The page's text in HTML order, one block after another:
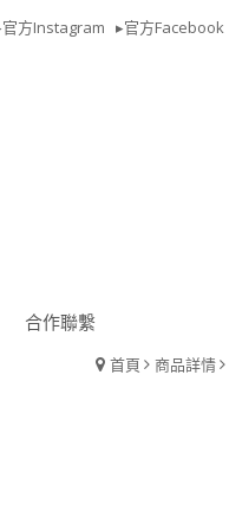
方Instagram ▸官方Facebook
合作聯繫
首頁 商品詳情